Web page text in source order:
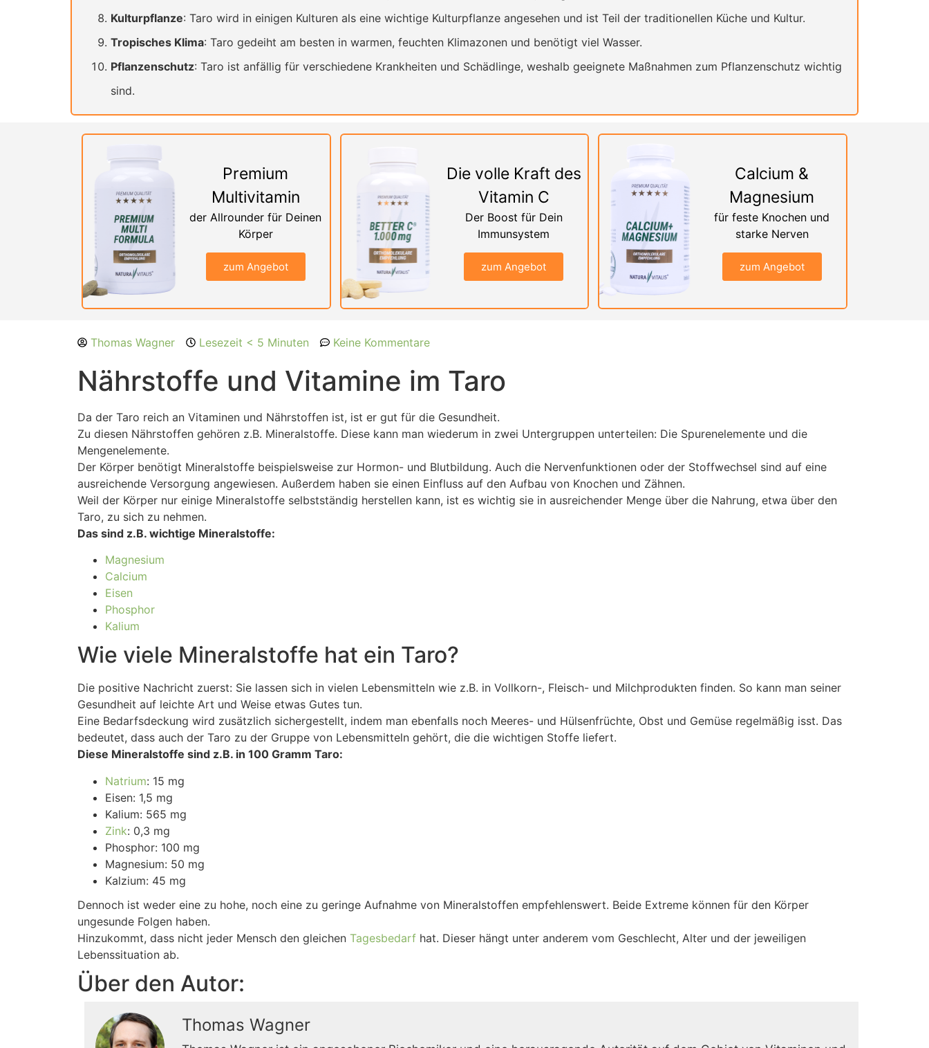
Kulturpflanze: Taro wird in einigen Kulturen als eine wichtige Kulturpflanze angesehen und ist Teil der traditionellen Küche und Kultur.
Tropisches Klima: Taro gedeiht am besten in warmen, feuchten Klimazonen und benötigt viel Wasser.
Pflanzenschutz: Taro ist anfällig für verschiedene Krankheiten und Schädlinge, weshalb geeignete Maßnahmen zum Pflanzenschutz wichtig
sind.
Premium
Multivitamin
der Allrounder für Deinen
Körper
zum Angebot
Die volle Kraft des
Vitamin C
Der Boost für Dein
Immunsystem
zum Angebot
Calcium &
Magnesium
für feste Knochen und
starke Nerven
zum Angebot
Thomas Wagner Lesezeit < 5 Minuten Keine Kommentare
Nährstoffe und Vitamine im Taro
Da der Taro reich an Vitaminen und Nährstoffen ist, ist er gut für die Gesundheit.
Zu diesen Nährstoffen gehören z.B. Mineralstoffe. Diese kann man wiederum in zwei Untergruppen unterteilen: Die Spurenelemente und die
Mengenelemente.
Der Körper benötigt Mineralstoffe beispielsweise zur Hormon- und Blutbildung. Auch die Nervenfunktionen oder der Stoffwechsel sind auf eine
ausreichende Versorgung angewiesen. Außerdem haben sie einen Einfluss auf den Aufbau von Knochen und Zähnen.
Weil der Körper nur einige Mineralstoffe selbstständig herstellen kann, ist es wichtig sie in ausreichender Menge über die Nahrung, etwa über den
Taro, zu sich zu nehmen.
Das sind z.B. wichtige Mineralstoffe:
Magnesium
Calcium
Eisen
Phosphor
Kalium
Wie viele Mineralstoffe hat ein Taro?
Die positive Nachricht zuerst: Sie lassen sich in vielen Lebensmitteln wie z.B. in Vollkorn-, Fleisch- und Milchprodukten finden. So kann man seiner
Gesundheit auf leichte Art und Weise etwas Gutes tun.
Eine Bedarfsdeckung wird zusätzlich sichergestellt, indem man ebenfalls noch Meeres- und Hülsenfrüchte, Obst und Gemüse regelmäßig isst. Das
bedeutet, dass auch der Taro zu der Gruppe von Lebensmitteln gehört, die die wichtigen Stoffe liefert.
Diese Mineralstoffe sind z.B. in 100 Gramm Taro:
Natrium: 15 mg
Eisen: 1,5 mg
Kalium: 565 mg
Zink: 0,3 mg
Phosphor: 100 mg
Magnesium: 50 mg
Kalzium: 45 mg
Dennoch ist weder eine zu hohe, noch eine zu geringe Aufnahme von Mineralstoffen empfehlenswert. Beide Extreme können für den Körper
ungesunde Folgen haben.
Hinzukommt, dass nicht jeder Mensch den gleichen Tagesbedarf hat. Dieser hängt unter anderem vom Geschlecht, Alter und der jeweiligen
Lebenssituation ab.
Über den Autor:
Thomas Wagner